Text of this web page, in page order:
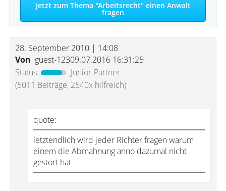
Jetzt zum Thema "Arbeitsrecht" einen Anwalt
fragen
28. September 2010 | 14:08
Von guest-12309.07.2016 16:31:25
Status:
Junior-Partner
(5011 Beiträge, 2540x hilfreich)
quote:
letztendlich wird jeder Richter fragen warum
einem die Abmahnung anno dazumal nicht
gestört hat